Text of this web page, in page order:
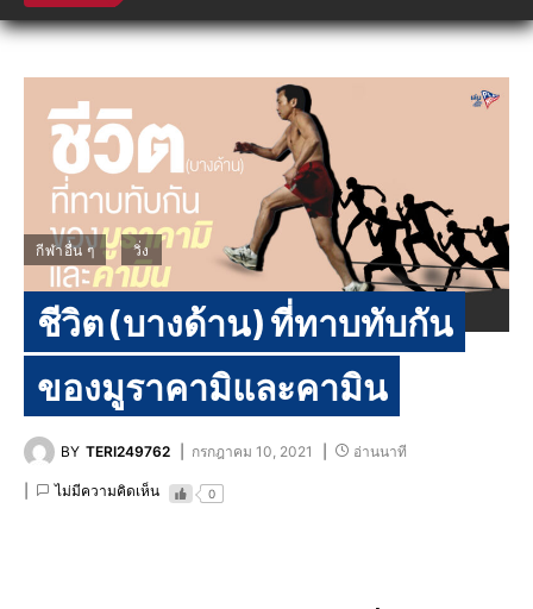
กีฬาอื่น ๆ วิ่ง
ชีวิต (บางด้าน) ที่ทาบทับกัน
ของมูราคามิและคามิน
BY TERI249762 กรกฎาคม 10, 2021 อ่านนาที
ไม่มีความคิดเห็น 0